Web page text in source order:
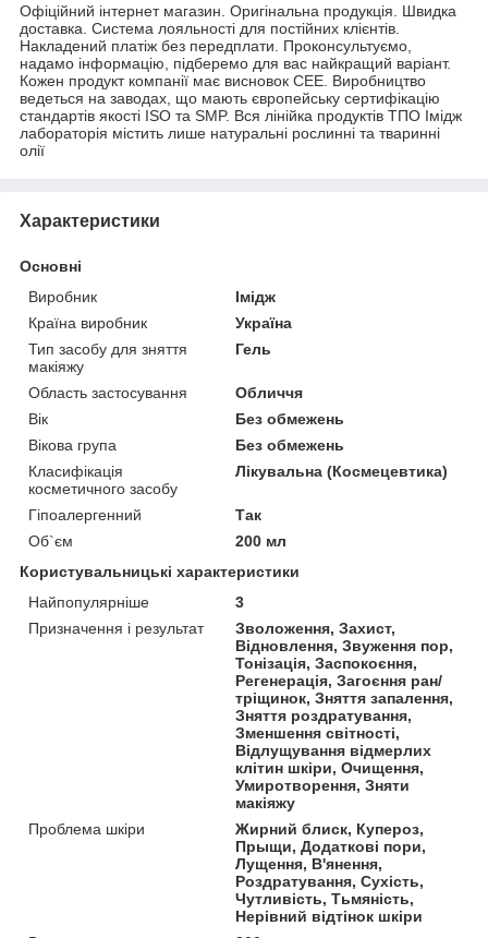
Офіційний інтернет магазин. Оригінальна продукція. Швидка
доставка. Система лояльності для постійних клієнтів.
Накладений платіж без передплати. Проконсультуємо,
надамо інформацію, підберемо для вас найкращий варіант.
Кожен продукт компанії має висновок СЕЕ. Виробництво
ведеться на заводах, що мають європейську сертифікацію
стандартів якості ISO та SMP. Вся лінійка продуктів ТПО Імідж
лабораторія містить лише натуральні рослинні та тваринні
олії
Характеристики
Основні
Виробник
Імідж
Країна виробник
Україна
Тип засобу для зняття
макіяжу
Гель
Область застосування
Обличчя
Вік
Без обмежень
Вікова група
Без обмежень
Класифікація
косметичного засобу
Лікувальна (Космецевтика)
Гіпоалергенний
Так
Об`єм
200 мл
Користувальницькі характеристики
Найпопулярніше
3
Призначення і результат
Зволоження, Захист,
Відновлення, Звуження пор,
Тонізація, Заспокоєння,
Регенерація, Загоєння ран/
тріщинок, Зняття запалення,
Зняття роздратування,
Зменшення світності,
Відлущування відмерлих
клітин шкіри, Очищення,
Умиротворення, Зняти
макіяжу
Проблема шкіри
Жирний блиск, Купероз,
Прыщи, Додаткові пори,
Лущення, В'янення,
Роздратування, Сухість,
Чутливість, Тьмяність,
Нерівний відтінок шкіри